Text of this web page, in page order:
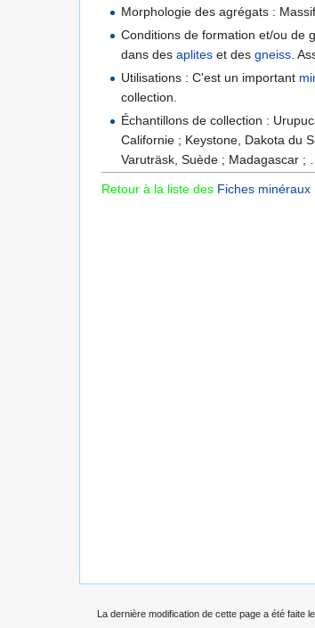
Morphologie des agrégats :
Conditions de formation et/ou de
dans desaplites et desgneiss .
Utilisations : C'est un important
collection.
Échantillons de collection :
Californie ; Keystone, Dakota du
Varuträsk, Suède ; Madagascar ; …
Retour à la liste des Fiches minéraux
La dernière modification de cette page a été faite